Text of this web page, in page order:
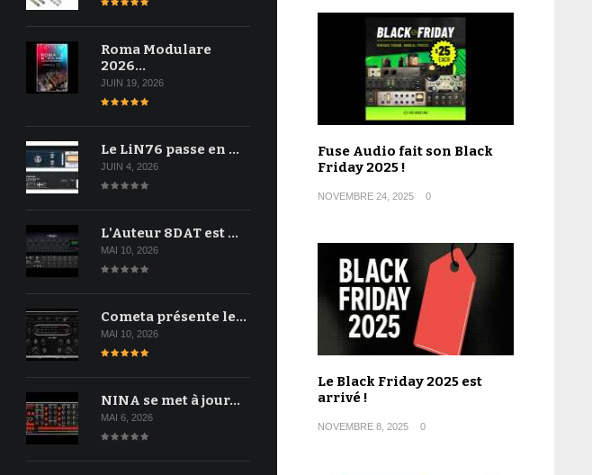
Roma Modulare
2026…
JUIN 19, 2026
Le LiN76 passe en …
JUIN 4, 2026
L'Auteur 8DAT est …
MAI 10, 2026
Cometa présente le…
MAI 10, 2026
NINA se met à jour…
MAI 6, 2026
Fuse Audio fait son Black
Friday 2025 !
NOVEMBRE 24, 2025 0
Le Black Friday 2025 est
arrivé !
NOVEMBRE 8, 2025 0